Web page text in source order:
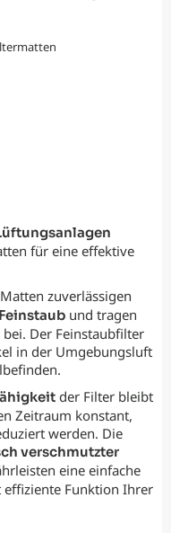
für eine effektive
zuverlässigen
und tragen
Der Feinstaubfilter
in der Umgebungsluft
der Filter bleibt
Zeitraum konstant,
werden. Die
verschmutzter
eine einfache
effiziente Funktion Ihrer